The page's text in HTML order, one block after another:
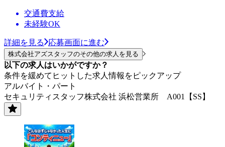
交通費支給
未経験OK
詳細を見る 応募画面に進む
株式会社アズスタッフのその他の求人を見る
以下の求人はいかがですか？
条件を緩めてヒットした求人情報をピックアップ
アルバイト・パート
セキュリティスタッフ株式会社 浜松営業所 A001【SS】